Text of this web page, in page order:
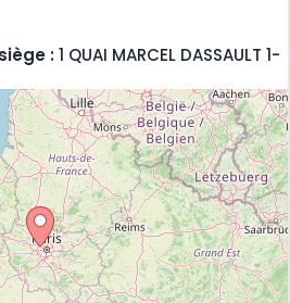
:1 QUAI MARCEL DASSAULT 1-